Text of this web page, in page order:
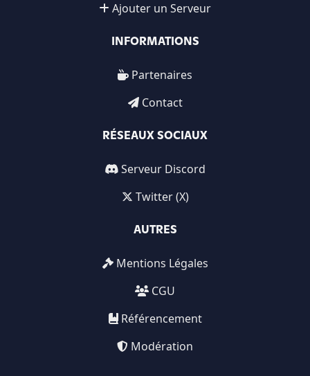
Ajouter un Serveur
INFORMATIONS
Partenaires
Contact
RÉSEAUX SOCIAUX
Serveur Discord
Twitter (X)
AUTRES
Mentions Légales
CGU
Référencement
Modération